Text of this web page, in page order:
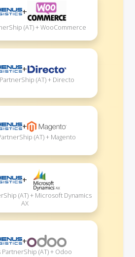
+
(AT) + WooCommerce
+
(AT) + Directo
+
(AT) + Magento
+
(AT) + Microsoft Dynamics
AX
+
(AT) + Odoo